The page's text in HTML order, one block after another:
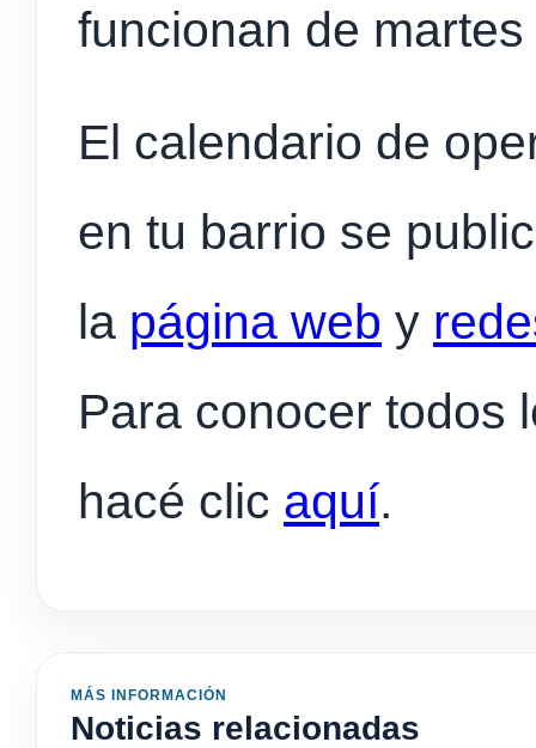
funcionan de
El calendario de
en tu barrio se
la página web y
Para conocer todos
hacé clic aquí.
MÁS INFORMACIÓN
Noticias relacionadas